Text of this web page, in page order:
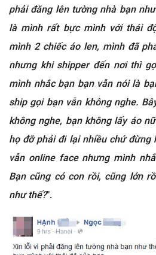
phải đăng lên tường nhà bạn
là mình rất bực mình với thái
mình 2 chiếc áo len, mình đã
nhưng khi shipper đến nơi thì
mình nhắc bạn bạn vẫn nói là
ship gọi bạn vẫn không nghe.
không nghe, bạn không lấy áo
họ đỡ phải đi lại nhiều chứ đừng
vẫn online face nhưng mình
Bạn cũng có con rồi, cũng lớn
như thế?".